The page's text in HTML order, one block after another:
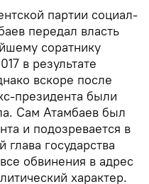
партии социал-
передал власть
соратнику
в результате
вскоре после
президента были
Сам Атамбаев был
и подозревается в
государства
обвинения в адрес
характер.